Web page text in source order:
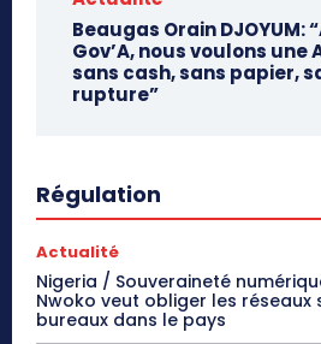
Beaugas Orain DJOYUM:
Gov’A, nous voulons une
sans cash, sans papier,
rupture”
Régulation
Actualité
Nigeria / Souveraineté
Nwoko veut obliger les réseaux
bureaux dans le pays